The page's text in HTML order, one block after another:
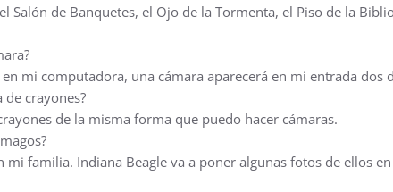
Salón de Banquetes, el Ojo de la Tormenta, el Piso de la
mi computadora, una cámara aparecerá en mi entrada dos
de crayones?
de la misma forma que puedo hacer cámaras.
mi familia. Indiana Beagle va a poner algunas fotos de ellos